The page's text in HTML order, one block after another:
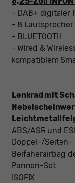
- DAB+ digitaler
- 8 Lautsprecher
- BLUETOOTH
- Wired &
kompatiblem
Lenkrad mit
ABS/ASR und
Doppel-/Seiten-
Beifaherairbag
Pannen-Set
ISOFIX